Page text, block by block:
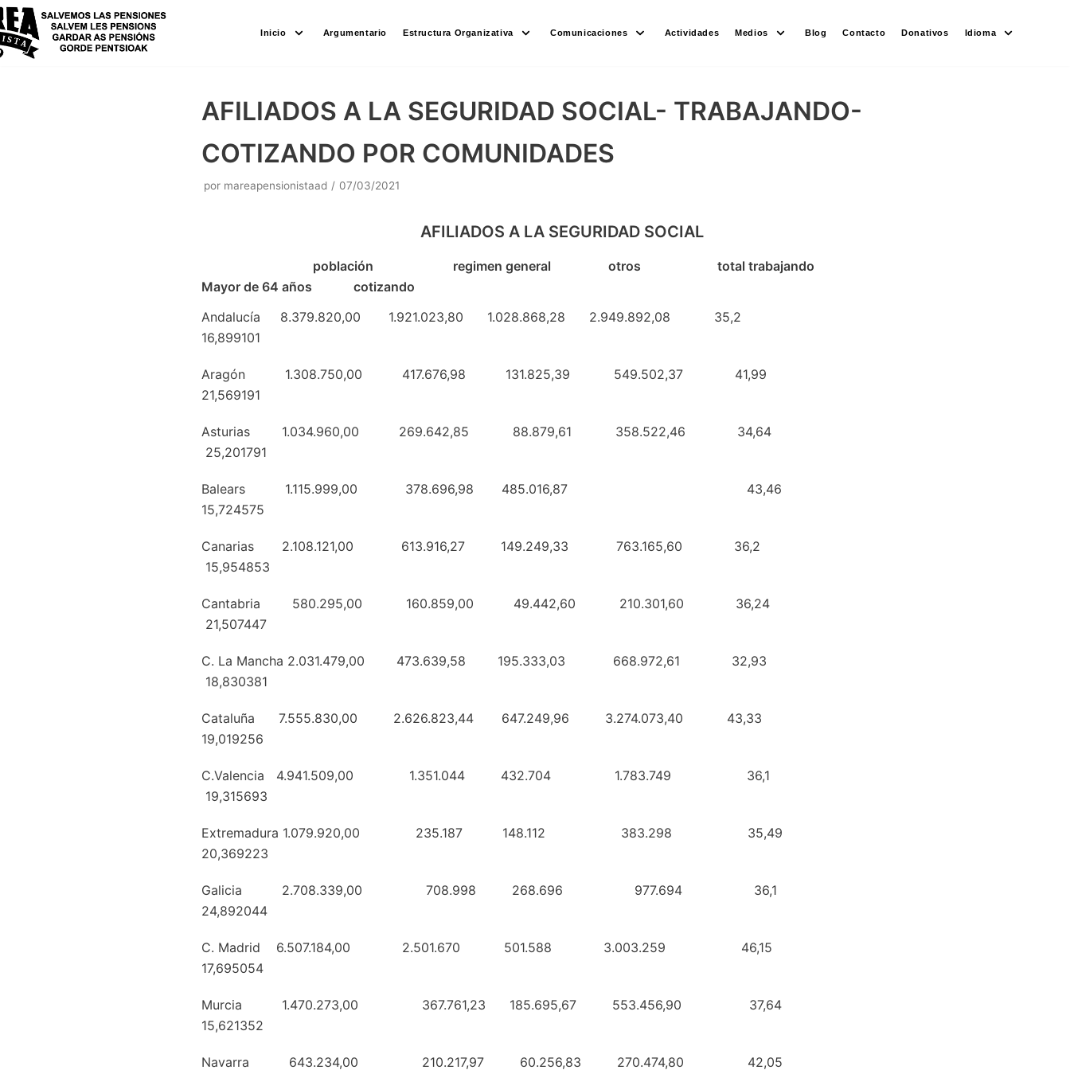
Saltar
al
contenido
Inicio Argumentario Estructura Organizativa Comunicaciones Actividades Medios Blog Contacto Donativos Idioma
AFILIADOS A LA SEGURIDAD SOCIAL- TRABAJANDO-
COTIZANDO POR COMUNIDADES
por mareapensionistaad 07/03/2021
AFILIADOS A LA SEGURIDAD SOCIAL
población regimen general otros total trabajando
Mayor de 64 años cotizando
Andalucía 8.379.820,00 1.921.023,80 1.028.868,28 2.949.892,08 35,2
16,899101
Aragón 1.308.750,00 417.676,98 131.825,39 549.502,37 41,99
21,569191
Asturias 1.034.960,00 269.642,85 88.879,61 358.522,46 34,64
25,201791
Balears 1.115.999,00 378.696,98 485.016,87 43,46
15,724575
Canarias 2.108.121,00 613.916,27 149.249,33 763.165,60 36,2
15,954853
Cantabria 580.295,00 160.859,00 49.442,60 210.301,60 36,24
21,507447
C. La Mancha 2.031.479,00 473.639,58 195.333,03 668.972,61 32,93
18,830381
Cataluña 7.555.830,00 2.626.823,44 647.249,96 3.274.073,40 43,33
19,019256
C.Valencia 4.941.509,00 1.351.044 432.704 1.783.749 36,1
19,315693
Extremadura 1.079.920,00 235.187 148.112 383.298 35,49
20,369223
Galicia 2.708.339,00 708.998 268.696 977.694 36,1
24,892044
C. Madrid 6.507.184,00 2.501.670 501.588 3.003.259 46,15
17,695054
Murcia 1.470.273,00 367.761,23 185.695,67 553.456,90 37,64
15,621352
Navarra 643.234,00 210.217,97 60.256,83 270.474,80 42,05